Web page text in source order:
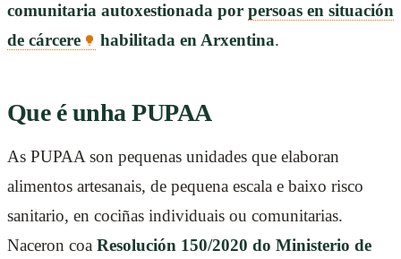
comunitaria autoxestionada por persoas en situación
de cárcere
habilitada en Arxentina.
Que é unha PUPAA
As PUPAA son pequenas unidades que elaboran
alimentos artesanais, de pequena escala e baixo risco
sanitario, en cociñas individuais ou comunitarias.
Naceron coa Resolución 150/2020 do Ministerio de